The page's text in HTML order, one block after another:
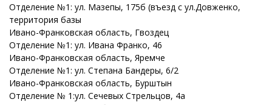
Отделение №1: ул. Мазепы, 175б (въезд с ул.Довженко,
территория базы
Ивано-Франковская область, Гвоздец
Отделение №1: ул. Ивана Франко, 46
Ивано-Франковская область, Яремче
Отделение №1: ул. Степана Бандеры, 6/2
Ивано-Франковская область, Бурштын
Отделение № 1:ул. Сечевых Стрельцов, 4а